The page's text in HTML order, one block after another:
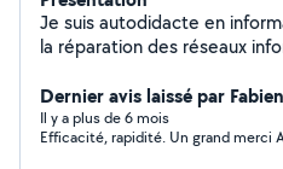
Je suis autodidacte en
la réparation des réseaux
TV, image son... J'aime aussi
général, je peux me rendre
de voitures et ..(permis A et
Dernier avis laissé par
Il y a plus de 6 mois
Efficacité, rapidité. Un grand merci